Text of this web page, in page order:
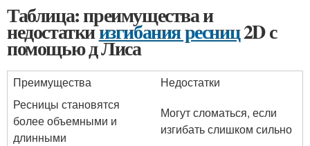
Таблица: преимущества и
недостаткиизгибания ресниц2D с
помощью д Лиса
Преимущества
Недостатки
Ресницы становятся
более объемными и
длинными
Могут сломаться, если
изгибать слишком сильно